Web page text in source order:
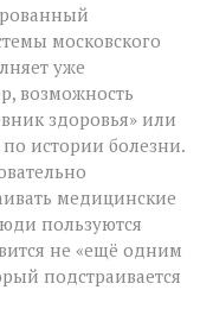
московского
уже
возможность
здоровья» или
истории болезни.
медицинские
пользуются
не «ещё одним
подстраивается